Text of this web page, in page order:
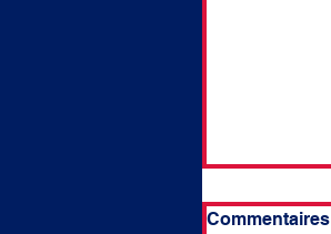
Commentaires